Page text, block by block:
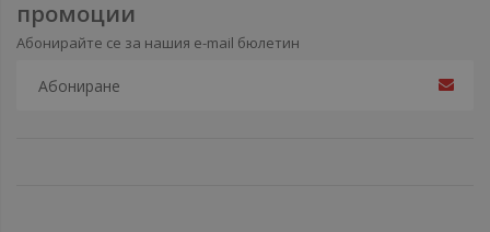
промоции
Абонирайте се за нашия e-mail бюлетин